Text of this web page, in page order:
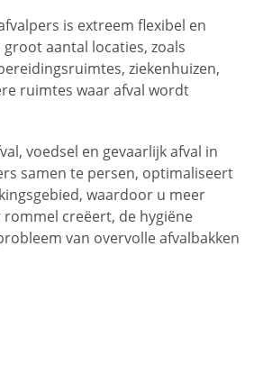
is extreem flexibel en
aantal locaties, zoals
ziekenhuizen,
ruimtes waar afval wordt
voedsel en gevaarlijk afval in
samen te persen, optimaliseert
waardoor u meer
creëert, de hygiëne
van overvolle afvalbakken